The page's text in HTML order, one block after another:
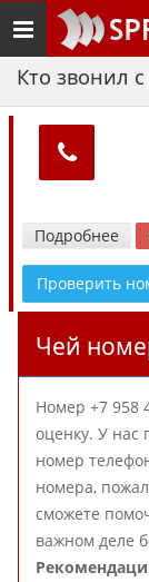
Toggle
navigation
Кто звонил
Подробнее
Проверить
Чей
Номер +7 958
оценку. У нас
номер
номера,
сможете
важном деле